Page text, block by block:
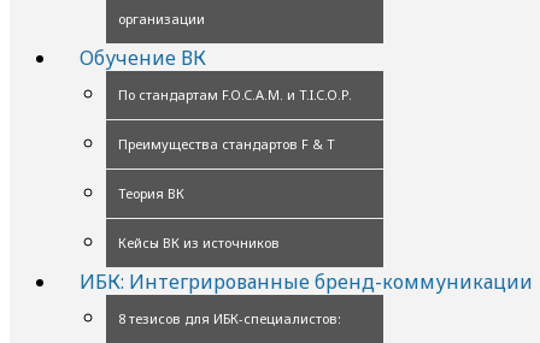
организации
Обучение ВК
По стандартам F.O.C.A.M. и T.I.C.O.P.
Преимущества стандартов F & T
Теория ВК
Кейсы ВК из источников
ИБК: Интегрированные бренд-коммуникации
8 тезисов для ИБК-специалистов: